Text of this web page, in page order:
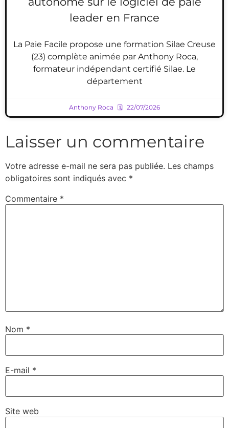
leader en France
La Paie Facile propose une formation Silae Creuse
(23) complète animée par Anthony Roca,
formateur indépendant certifié Silae. Le
département
Anthony Roca 22/07/2026
Laisser un commentaire
Votre adresse e-mail ne sera pas publiée. Les champs
obligatoires sont indiqués avec *
Commentaire *
Nom *
E-mail *
Site web